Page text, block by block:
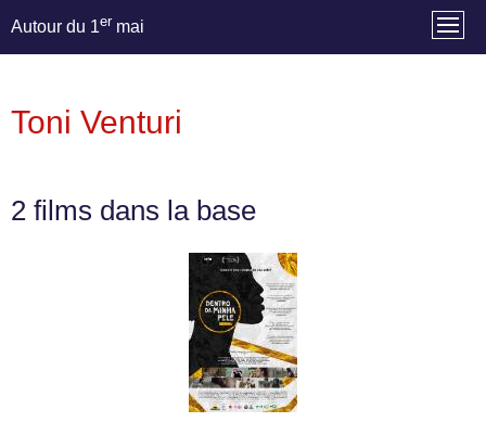
Autour du 1er mai
Toni Venturi
2 films dans la base